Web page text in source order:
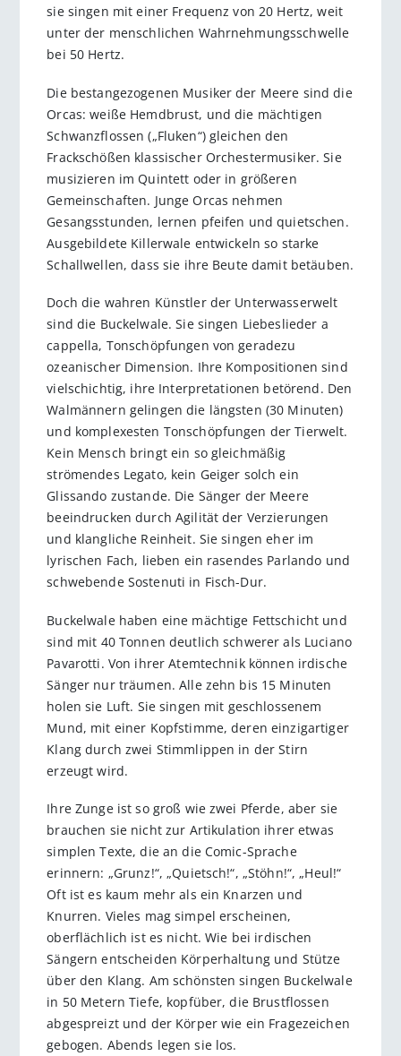
sie singen mit einer Frequenz von 20 Hertz, weit
unter der menschlichen Wahrnehmungsschwelle
bei 50 Hertz.
Die bestangezogenen Musiker der Meere sind die
Orcas: weiße Hemdbrust, und die mächtigen
Schwanzflossen („Fluken“) gleichen den
Frackschößen klassischer Orchestermusiker. Sie
musizieren im Quintett oder in größeren
Gemeinschaften. Junge Orcas nehmen
Gesangsstunden, lernen pfeifen und quietschen.
Ausgebildete Killerwale entwickeln so starke
Schallwellen, dass sie ihre Beute damit betäuben.
Doch die wahren Künstler der Unterwasserwelt
sind die Buckelwale. Sie singen Liebeslieder a
cappella, Tonschöpfungen von geradezu
ozeanischer Dimension. Ihre Kompositionen sind
vielschichtig, ihre Interpretationen betörend. Den
Walmännern gelingen die längsten (30 Minuten)
und komplexesten Tonschöpfungen der Tierwelt.
Kein Mensch bringt ein so gleichmäßig
strömendes Legato, kein Geiger solch ein
Glissando zustande. Die Sänger der Meere
beeindrucken durch Agilität der Verzierungen
und klangliche Reinheit. Sie singen eher im
lyrischen Fach, lieben ein rasendes Parlando und
schwebende Sostenuti in Fisch-Dur.
Buckelwale haben eine mächtige Fettschicht und
sind mit 40 Tonnen deutlich schwerer als Luciano
Pavarotti. Von ihrer Atemtechnik können irdische
Sänger nur träumen. Alle zehn bis 15 Minuten
holen sie Luft. Sie singen mit geschlossenem
Mund, mit einer Kopfstimme, deren einzigartiger
Klang durch zwei Stimmlippen in der Stirn
erzeugt wird.
Ihre Zunge ist so groß wie zwei Pferde, aber sie
brauchen sie nicht zur Artikulation ihrer etwas
simplen Texte, die an die Comic-Sprache
erinnern: „Grunz!“, „Quietsch!“, „Stöhn!“, „Heul!“
Oft ist es kaum mehr als ein Knarzen und
Knurren. Vieles mag simpel erscheinen,
oberflächlich ist es nicht. Wie bei irdischen
Sängern entscheiden Körperhaltung und Stütze
über den Klang. Am schönsten singen Buckelwale
in 50 Metern Tiefe, kopfüber, die Brustflossen
abgespreizt und der Körper wie ein Fragezeichen
gebogen. Abends legen sie los.